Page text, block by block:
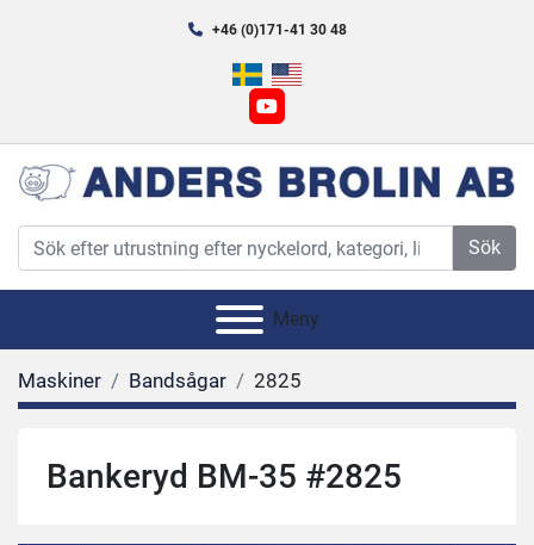
+46 (0)171-41 30 48
youtube
Sök
Meny
Maskiner Bandsågar 2825
Bankeryd BM-35 #2825